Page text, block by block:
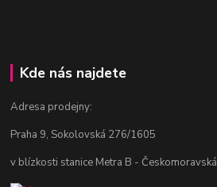
Kde nás najdete
Adresa prodejny:
Praha 9, Sokolovská 276/1605
v blízkosti stanice Metra B - Českomoravská